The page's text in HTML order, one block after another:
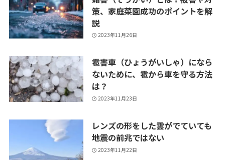
策、家庭菜園成功のポイントを解
説
2023年11月26日
雹害車（ひょうがいしゃ）になら
ないために、雹から車を守る方法
は？
2023年11月23日
レンズの形をした雲がでていても
地震の前兆ではない
2023年11月22日